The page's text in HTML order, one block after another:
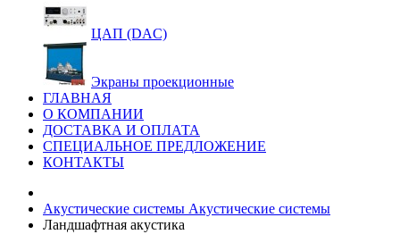
ЦАП (DAC)
Экраны проекционные
ГЛАВНАЯ
О КОМПАНИИ
ДОСТАВКА И ОПЛАТА
СПЕЦИАЛЬНОЕ ПРЕДЛОЖЕНИЕ
КОНТАКТЫ
Акустические системы Акустические системы
Ландшафтная акустика